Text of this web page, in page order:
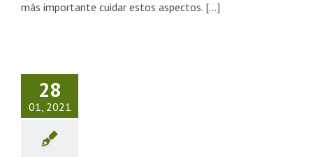
más importante cuidar estos aspectos. [...]
28
01, 2021
LA
EDAD
Tercera Edad